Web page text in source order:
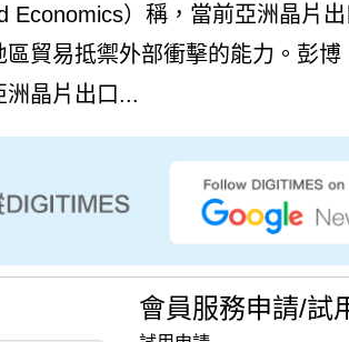
Economics）稱，當前亞洲晶片
貿易抵禦外部衝擊的能力。彭博
洲晶片出口...
會員服務申請/試